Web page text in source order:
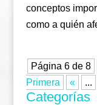
conceptos
como a quién
Página 6 de 8
Primera
« ...
Categorías